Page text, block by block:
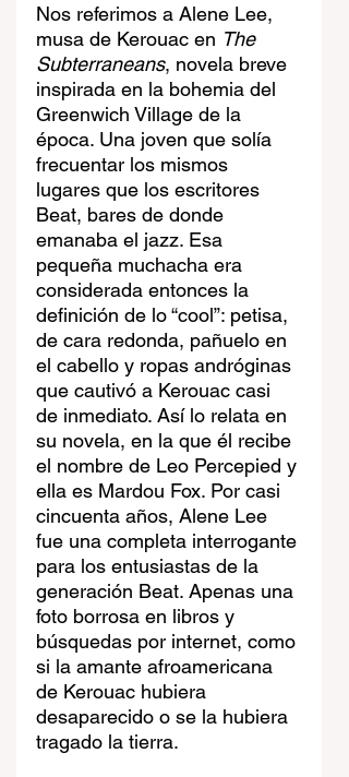
Nos referimos a Alene Lee,
musa de Kerouac en The
Subterraneans, novela breve
inspirada en la bohemia del
Greenwich Village de la
época. Una joven que solía
frecuentar los mismos
lugares que los escritores
Beat, bares de donde
emanaba el jazz. Esa
pequeña muchacha era
considerada entonces la
definición de lo “cool”: petisa,
de cara redonda, pañuelo en
el cabello y ropas andróginas
que cautivó a Kerouac casi
de inmediato. Así lo relata en
su novela, en la que él recibe
el nombre de Leo Percepied y
ella es Mardou Fox. Por casi
cincuenta años, Alene Lee
fue una completa interrogante
para los entusiastas de la
generación Beat. Apenas una
foto borrosa en libros y
búsquedas por internet, como
si la amante afroamericana
de Kerouac hubiera
desaparecido o se la hubiera
tragado la tierra.